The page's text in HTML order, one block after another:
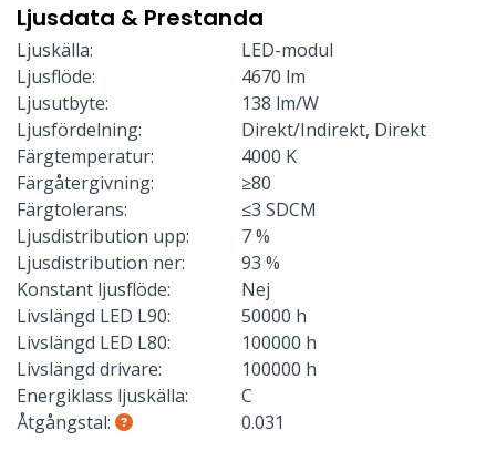
Ljusdata & Prestanda
Ljuskälla:
LED-modul
Ljusflöde:
4670 lm
Ljusutbyte:
138 lm/W
Ljusfördelning:
Direkt/Indirekt, Direkt
Färgtemperatur:
4000 K
Färgåtergivning:
≥80
Färgtolerans:
≤3 SDCM
Ljusdistribution upp:
7 %
Ljusdistribution ner:
93 %
Konstant ljusflöde:
Nej
Livslängd LED L90:
50000 h
Livslängd LED L80:
100000 h
Livslängd drivare:
100000 h
Energiklass ljuskälla:
C
Åtgångstal:
0.031